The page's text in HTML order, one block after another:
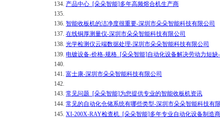
134. 产品中心_[朵朵智能]多年高频熔合机生产商
135.
136. 智能收板机的洁净度很重要-深圳市朵朵智能科技有限公司
137. 在线铜厚测量仪-深圳市朵朵智能科技有限公司
138. 光学检测仪云端数据处理-深圳市朵朵智能科技有限公司
139. 电镀设备-价格-规格_[朵朵智能]自动化设备解决劳动力短
140.
141. 富士康-深圳市朵朵智能科技有限公司
142.
143. 常见问题_[朵朵智能]为您提供专业的智能收板机资讯
144. 常见的自动化仓储系统有哪些类型-深圳市朵朵智能科技有
145. XI-200X-RAY检查机_[朵朵智能]多年专业自动化设备制造